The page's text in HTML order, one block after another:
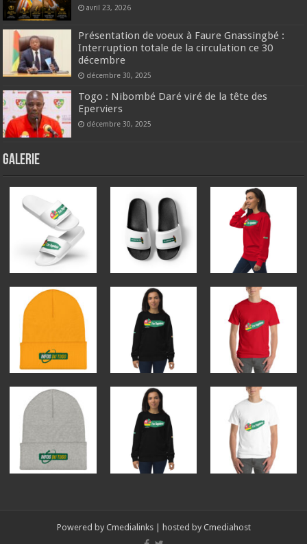
avril 23, 2026
Présentation de voeux à Faure Gnassingbé :
Interruption totale de la circulation ce 30
décembre
décembre 30, 2025
Togo : Nibombé Daré viré de la tête des
Eperviers
décembre 30, 2025
GALERIE
Powered by Cmedialinks| hosted by Cmediahost